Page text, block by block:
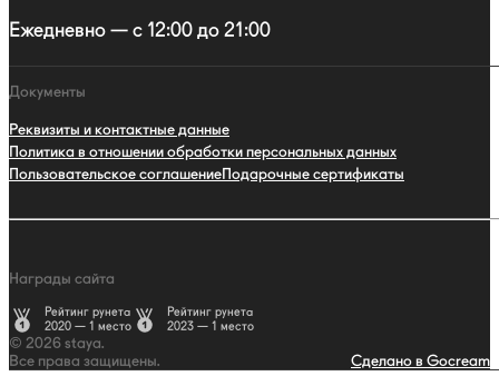
Ежедневно — с 12:00 до 21:00
Документы
Реквизиты и контактные данные
Политика в отношении обработки персональных данных
Пользовательское соглашениеПодарочные сертификаты
Награды сайта
Рейтинг рунета
2020 — 1 место
Рейтинг рунета
2023 — 1 место
© 2026 staya.
Все права защищены.
Сделано в Gocream